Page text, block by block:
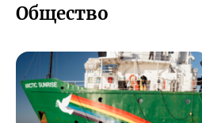
Общество